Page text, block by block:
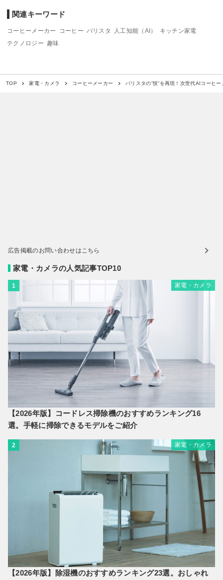
関連キーワード
コーヒーメーカー コーヒー バリスタ 人工知能（AI）
キッチン家電
テクノロジー 趣味
TOP 家電・カメラ コーヒーメーカー バリスタの”技”を再現！次世代AIコーヒ
広告掲載のお問い合わせはこちら
家電・カメラの人気記事TOP10
1 家電・カメラ
【2026年版】コードレス掃除機のおすすめランキング16
選。手軽に掃除できるモデルをご紹介
2 家電・カメラ
【2026年版】除湿機のおすすめランキング23選。おしゃれ